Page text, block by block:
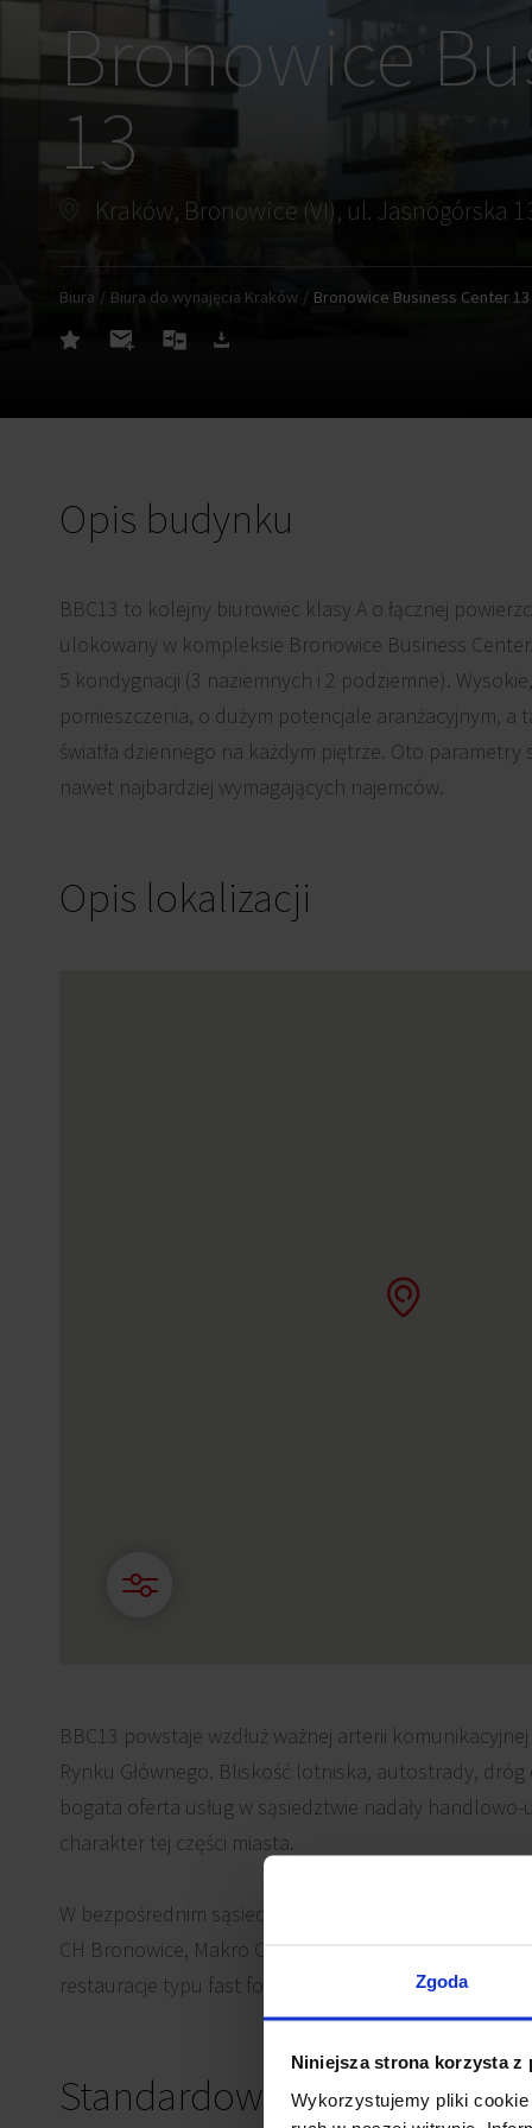
Zgoda
Niniejsza strona korzysta z
Wykorzystujemy pliki
Bronowice
13
Kraków, Bronowice (VI), ul. Jasnogórska
Biura Biura do wynajęcia Kraków Bronowice Business Center 13
Opis budynku
BBC13 to kolejny biurowiec klasy A o łącznej
ulokowany w kompleksie Bronowice Business Center.
5 kondygnacji (3 naziemnych i 2 podziemne).
pomieszczenia, o dużym potencjale aranżacyjnym, a
światła dziennego na każdym piętrze. Oto parametry
nawet najbardziej wymagających najemców.
Opis lokalizacji
BBC13 powstaje wzdłuż ważnej arterii
Rynku Głównego. Bliskość lotniska, autostrady,
bogata oferta usług w sąsiedztwie nadały handlowo-
charakter tej części miasta.
W bezpośrednim sąsiedztwie Bronowice Business
CH Bronowice, Makro Cash&Carry, Obi, Castorama,
restauracje typu fast food.
Standardowe wykończenie